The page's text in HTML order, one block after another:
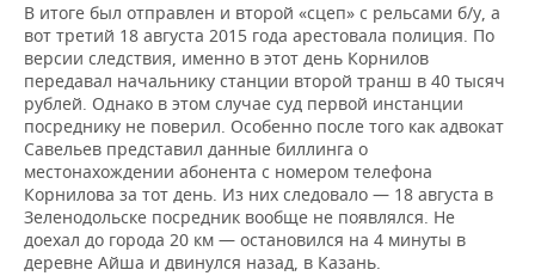
В итоге был отправлен и второй «сцеп» с рельсами б/у, а
вот третий 18 августа 2015 года арестовала полиция. По
версии следствия, именно в этот день Корнилов
передавал начальнику станции второй транш в 40 тысяч
рублей. Однако в этом случае суд первой инстанции
посреднику не поверил. Особенно после того как адвокат
Савельев представил данные биллинга о
местонахождении абонента с номером телефона
Корнилова за тот день. Из них следовало — 18 августа в
Зеленодольске посредник вообще не появлялся. Не
доехал до города 20 км — остановился на 4 минуты в
деревне Айша и двинулся назад, в Казань.